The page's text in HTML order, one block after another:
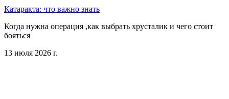
Катаракта: что важно знать
Когда нужна операция ,как выбрать хрусталик и чего стоит
бояться
13 июля 2026 г.